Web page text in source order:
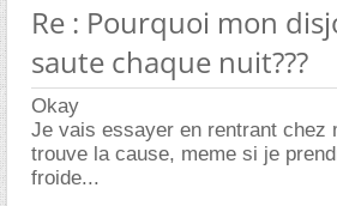
Re : Pourquoi mon
saute chaque nuit???
Okay
Je vais essayer en rentrant chez
trouve la cause, meme si je
froide...